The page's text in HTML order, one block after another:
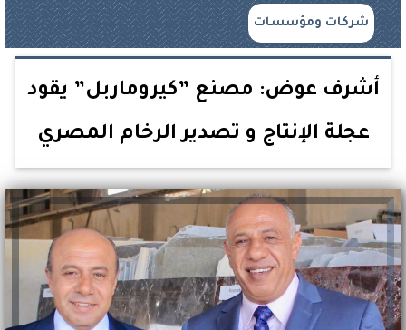
شركات ومؤسسات
أشرف عوض: مصنع ”كيروماربل” يقود
عجلة الإنتاج و تصدير الرخام المصري